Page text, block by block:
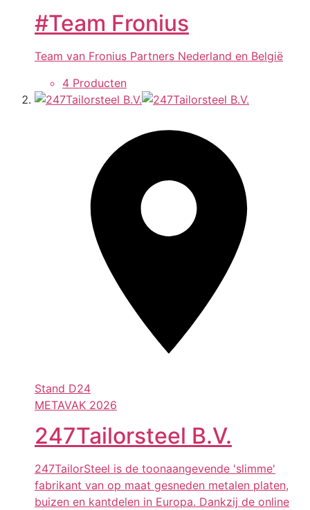
#Team Fronius
Team van Fronius Partners Nederland en België
4 Producten
Stand D24
METAVAK 2026
247Tailorsteel B.V.
247TailorSteel is de toonaangevende 'slimme'
fabrikant van op maat gesneden metalen platen,
buizen en kantdelen in Europa. Dankzij de online